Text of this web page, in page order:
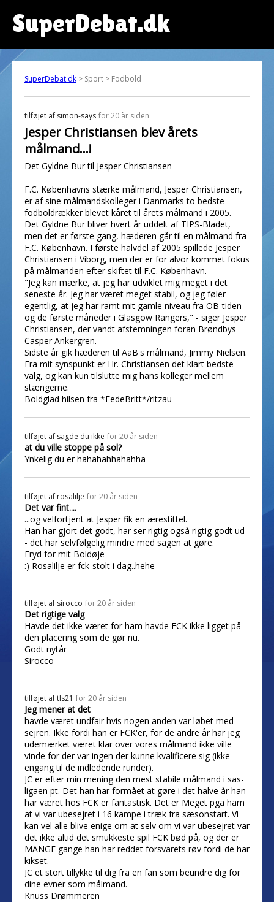
SuperDebat.dk
SuperDebat.dk > Sport > Fodbold
tilføjet af simon-says for 20 år siden
Jesper Christiansen blev årets
målmand...!
Det Gyldne Bur til Jesper Christiansen
F.C. Københavns stærke målmand, Jesper Christiansen,
er af sine målmandskolleger i Danmarks to bedste
fodboldrækker blevet kåret til årets målmand i 2005.
Det Gyldne Bur bliver hvert år uddelt af TIPS-Bladet,
men det er første gang, hæderen går til en målmand fra
F.C. København. I første halvdel af 2005 spillede Jesper
Christiansen i Viborg, men der er for alvor kommet fokus
på målmanden efter skiftet til F.C. København.
"Jeg kan mærke, at jeg har udviklet mig meget i det
seneste år. Jeg har været meget stabil, og jeg føler
egentlig, at jeg har ramt mit gamle niveau fra OB-tiden
og de første måneder i Glasgow Rangers," - siger Jesper
Christiansen, der vandt afstemningen foran Brøndbys
Casper Ankergren.
Sidste år gik hæderen til AaB's målmand, Jimmy Nielsen.
Fra mit synspunkt er Hr. Christiansen det klart bedste
valg, og kan kun tilslutte mig hans kolleger mellem
stængerne.
Boldglad hilsen fra *FedeBritt*/ritzau
tilføjet af sagde du ikke for 20 år siden
at du ville stoppe på sol?
Ynkelig du er hahahahhahahha
tilføjet af rosalilje for 20 år siden
Det var fint....
...og velfortjent at Jesper fik en ærestittel.
Han har gjort det godt, har ser rigtig også rigtig godt ud
- det har selvfølgelig mindre med sagen at gøre.
Fryd for mit Boldøje
:) Rosalilje er fck-stolt i dag..hehe
tilføjet af sirocco for 20 år siden
Det rigtige valg
Havde det ikke været for ham havde FCK ikke ligget på
den placering som de gør nu.
Godt nytår
Sirocco
tilføjet aftls21 for 20 år siden
Jeg mener at det
havde været undfair hvis nogen anden var løbet med
sejren. Ikke fordi han er FCK'er, for de andre år har jeg
udemærket været klar over vores målmand ikke ville
vinde for der var ingen der kunne kvalificere sig (ikke
engang til de indledende runder).
JC er efter min mening den mest stabile målmand i sas-
ligaen pt. Det han har formået at gøre i det halve år han
har været hos FCK er fantastisk. Det er Meget pga ham
at vi var ubesejret i 16 kampe i træk fra sæsonstart. Vi
kan vel alle blive enige om at selv om vi var ubesejret var
det ikke altid det smukkeste spil FCK bød på, og der er
MANGE gange han har reddet forsvarets røv fordi de har
kikset.
JC et stort tillykke til dig fra en fan som beundre dig for
dine evner som målmand.
Knuss Drømmeren